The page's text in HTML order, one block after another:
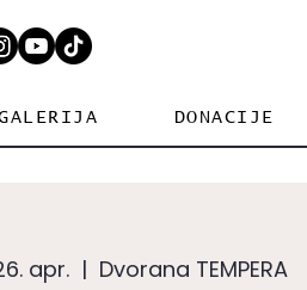
DONACIJE
apr.
  |
Dvorana TEMPERA